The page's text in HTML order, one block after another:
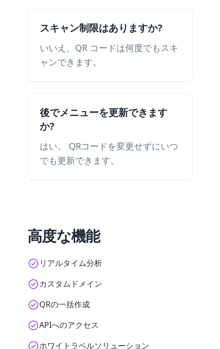
スキャン制限はありますか?
いいえ、QR コードは何度でもスキ
ャンできます。
後でメニューを更新できます
か?
はい。 QRコードを変更せずにいつ
でも更新できます。
高度な機能
リアルタイム分析
カスタムドメイン
QRの一括作成
APIへのアクセス
ホワイトラベルソリューション